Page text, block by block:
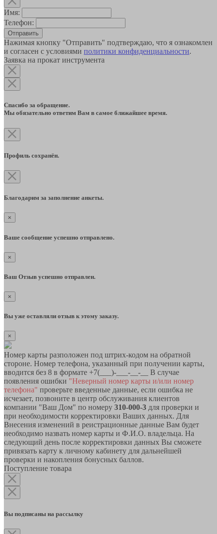
Имя:
Телефон:
Отправить
Нажимая кнопку "Отправить" подтверждаю, что я ознакомлен
и согласен с условиями политики конфиденциальности.
Заявка на прокат инструмента
Спасибо за обращение.
Мы обязательно ответим Вам в самое ближайшее время.
Профиль сохранён.
Благодарим за заполнение анкеты.
×
Ваше сообщение успешно отправлено.
×
Ваш Отзыв успешно отправлен.
×
Вы уже оставляли отзыв к этому заказу.
×
Номер карты разположен под штрих-кодом на обратной
стороне. Номер телефона, указанный при получении карты,
вводится без 8 в формате +7(___)-___-__-__ В случае
появления ошибки "Неверный номер карты и/или номер
телефона" проверьте введенные данные, если ошибка не
исчезает, позвоните в центр обслуживания клиентов
компании "Ваш Дом" по номеру 310-000-3 для проверки и
при необходимости корректировки Ваших данных. Для
Внесения изменений в реистрационные данные Вам будет
необходимо назвать номер карты и Ф.И.О. владельца. На
следующий день после корректировки данных Вы сможете
привязать карту к личному кабинету для дальнейшей
проверки и накопления бонусных баллов.
Поступление товара
Вы подписаны на рассылку